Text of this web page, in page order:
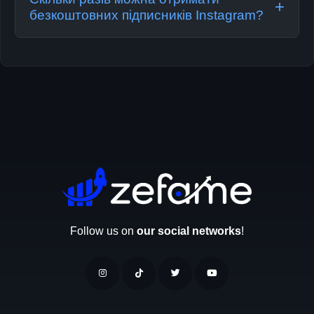
рекомендуємо преміум-послуги.
безкоштовних підписників Instagram?
+
Follow us on our social networks!